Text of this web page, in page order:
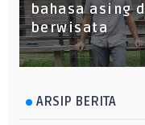
bahasa asing
berwisata
ARSIP BERITA